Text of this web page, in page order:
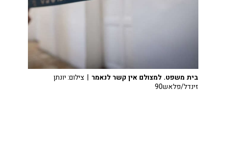
בית משפט. למצולם אין קשר לנאמר | צילום: יונתן
זינדל/פלאש90